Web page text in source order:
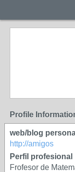
Profile
web/blog
http://amigos
Perfil profesional
Frofesor de